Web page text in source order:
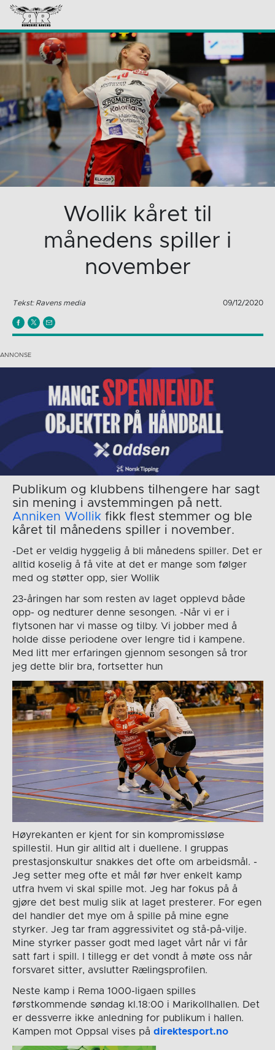
Wollik kåret til
månedens spiller i
november
Tekst: Ravens media 09/12/2020
Publikum og klubbens tilhengere har sagt
sin mening i avstemmingen på nett.
Anniken Wollikfikk flest stemmer og ble
kåret til månedens spiller i november.
-Det er veldig hyggelig å bli månedens spiller. Det er
alltid koselig å få vite at det er mange som følger
med og støtter opp, sier Wollik
23-åringen har som resten av laget opplevd både
opp- og nedturer denne sesongen. -Når vi er i
flytsonen har vi masse og tilby. Vi jobber med å
holde disse periodene over lengre tid i kampene.
Med litt mer erfaringen gjennom sesongen så tror
jeg dette blir bra, fortsetter hun
Høyrekanten er kjent for sin kompromissløse
spillestil. Hun gir alltid alt i duellene. I gruppas
prestasjonskultur snakkes det ofte om arbeidsmål. -
Jeg setter meg ofte et mål før hver enkelt kamp
utfra hvem vi skal spille mot. Jeg har fokus på å
gjøre det best mulig slik at laget presterer. For egen
del handler det mye om å spille på mine egne
styrker. Jeg tar fram aggressivitet og stå-på-vilje.
Mine styrker passer godt med laget vårt når vi får
satt fart i spill. I tillegg er det vondt å møte oss når
forsvaret sitter, avslutter Rælingsprofilen.
Neste kamp i Rema 1000-ligaen spilles
førstkommende søndag kl.18:00 i Marikollhallen. Det
er dessverre ikke anledning for publikum i hallen.
Kampen mot Oppsal vises på direktesport.no